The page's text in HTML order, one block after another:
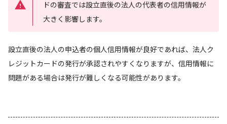
ドの審査では設立直後の法人の代表者の信用情報が
大きく影響します。
設立直後の法人の申込者の個人信用情報が良好であれば、法人ク
レジットカードの発行が承認されやすくなりますが、信用情報に
問題がある場合は発行が難しくなる可能性があります。